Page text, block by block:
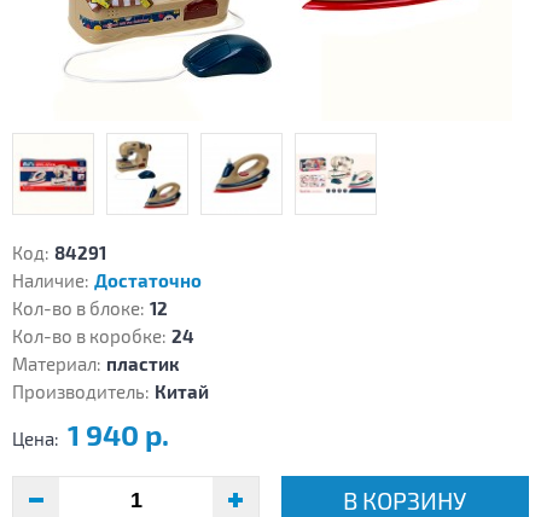
Код: 84291
Наличие: Достаточно
Кол-во в блоке: 12
Кол-во в коробке: 24
Материал: пластик
Производитель: Китай
Цена: 1 940 р.
В КОРЗИНУ